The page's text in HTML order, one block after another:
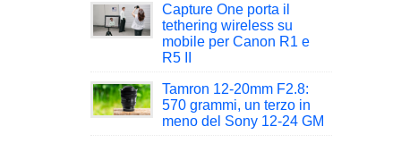
Capture One porta il
tethering wireless su
mobile per Canon R1 e
R5 II
Tamron 12-20mm F2.8:
570 grammi, un terzo in
meno del Sony 12-24 GM